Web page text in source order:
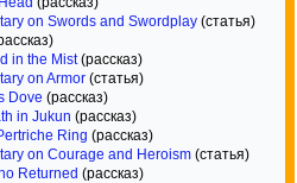
on Swords and Swordplay (статья)
in the Mist(рассказ)
on Armor (статья)
Dove (рассказ)
in Jukun (рассказ)
Ring (рассказ)
on Courage and Heroism (статья)
Returned (рассказ)